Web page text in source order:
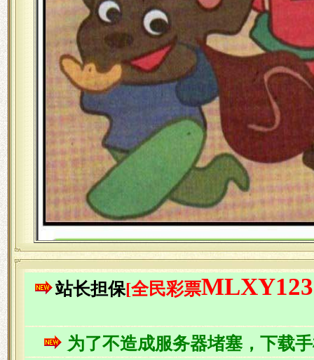
站长担保[全民彩票
为了不造成服务器堵塞，下载